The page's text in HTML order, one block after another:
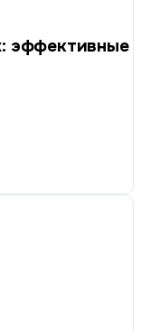
эффективные